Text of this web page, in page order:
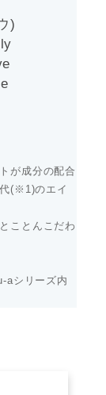
)
が成分の配合
(※1)のエイ
ことんこだわ
シリーズ内